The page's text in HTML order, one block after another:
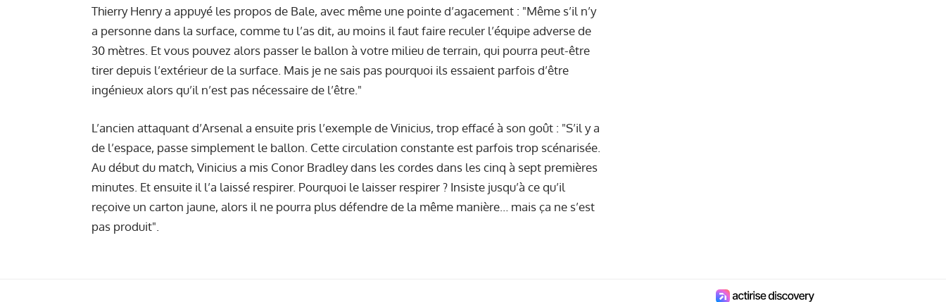
Thierry Henry a appuyé les propos de Bale, avec même une pointe d’agacement : "Même s’il n’y
a personne dans la surface, comme tu l’as dit, au moins il faut faire reculer l’équipe adverse de
30 mètres. Et vous pouvez alors passer le ballon à votre milieu de terrain, qui pourra peut-être
tirer depuis l’extérieur de la surface. Mais je ne sais pas pourquoi ils essaient parfois d’être
ingénieux alors qu’il n’est pas nécessaire de l’être."
L’ancien attaquant d’Arsenal a ensuite pris l’exemple de Vinicius, trop effacé à son goût : "S’il y a
de l’espace, passe simplement le ballon. Cette circulation constante est parfois trop scénarisée.
Au début du match, Vinicius a mis Conor Bradley dans les cordes dans les cinq à sept premières
minutes. Et ensuite il l’a laissé respirer. Pourquoi le laisser respirer ? Insiste jusqu’à ce qu’il
reçoive un carton jaune, alors il ne pourra plus défendre de la même manière… mais ça ne s’est
pas produit".